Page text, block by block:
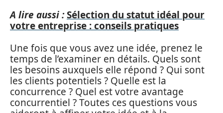
A lire aussi :Sélection du statut idéal pour
votre entreprise : conseils pratiques
Une fois que vous avez une idée, prenez le
temps de l’examiner en détails. Quels sont
les besoins auxquels elle répond ? Qui sont
les clients potentiels ? Quelle est la
concurrence ? Quel est votre avantage
concurrentiel ? Toutes ces questions vous